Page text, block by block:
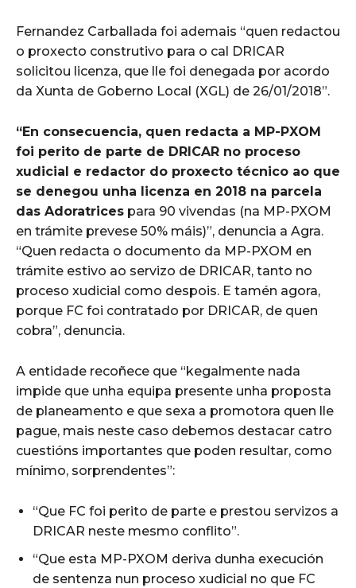
Fernandez Carballada foi ademais “quen redactou
o proxecto construtivo para o cal DRICAR
solicitou licenza, que lle foi denegada por acordo
da Xunta de Goberno Local (XGL) de 26/01/2018”.
“En consecuencia, quen redacta a MP-PXOM
foi perito de parte de DRICAR no proceso
xudicial e redactor do proxecto técnico ao que
se denegou unha licenza en 2018 na parcela
das Adoratrices para 90 vivendas (na MP-PXOM
en trámite prevese 50% máis)”, denuncia a Agra.
“Quen redacta o documento da MP-PXOM en
trámite estivo ao servizo de DRICAR, tanto no
proceso xudicial como despois. E tamén agora,
porque FC foi contratado por DRICAR, de quen
cobra”, denuncia.
A entidade recoñece que “kegalmente nada
impide que unha equipa presente unha proposta
de planeamento e que sexa a promotora quen lle
pague, mais neste caso debemos destacar catro
cuestións importantes que poden resultar, como
mínimo, sorprendentes”:
“Que FC foi perito de parte e prestou servizos a
DRICAR neste mesmo conflito”.
“Que esta MP-PXOM deriva dunha execución
de sentenza nun proceso xudicial no que FC